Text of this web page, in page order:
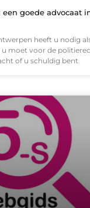
goede advocaat
heeft u nodig
moet voor de
of u schuldig bent